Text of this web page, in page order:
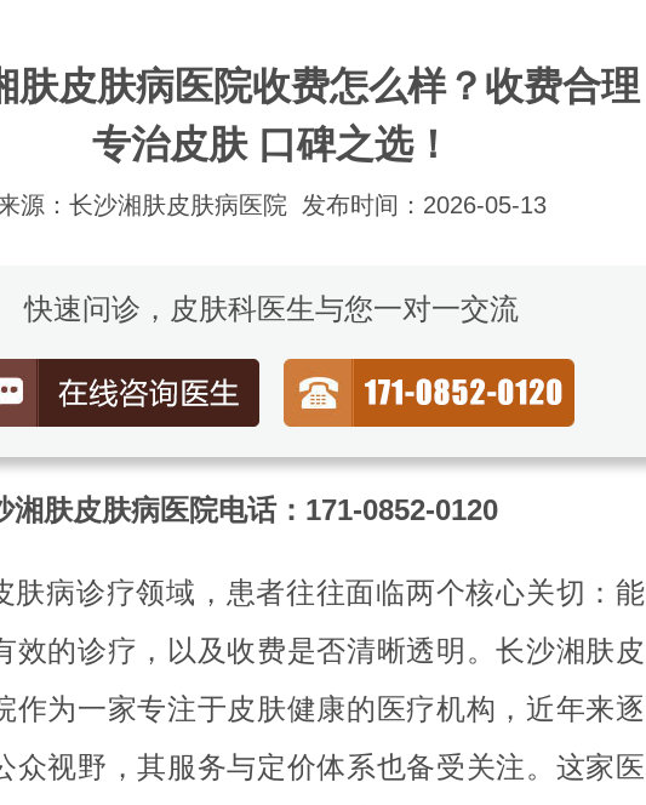
肤皮肤病医院收费怎么样？收费合理
专治皮肤 口碑之选！
源：长沙湘肤皮肤病医院 发布时间：2026-05-13
快速问诊，皮肤科医生与您一对一交流
湘肤皮肤病医院电话：171-0852-0120
肤病诊疗领域，患者往往面临两个核心关切：能
效的诊疗，以及收费是否清晰透明。长沙湘肤皮
作为一家专注于皮肤健康的医疗机构，近年来逐
众视野，其服务与定价体系也备受关注。这家医